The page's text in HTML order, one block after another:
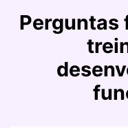
Perguntas